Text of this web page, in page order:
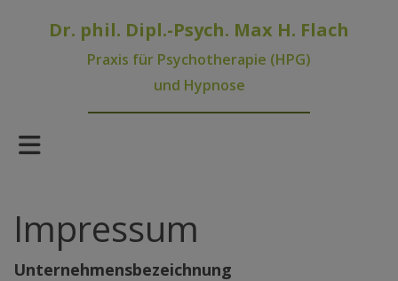
Dr. phil. Dipl.-Psych. Max H. Flach
Praxis für Psychotherapie (HPG)
und Hypnose
Impressum
Unternehmensbezeichnung